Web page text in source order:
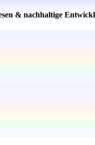
& nachhaltige